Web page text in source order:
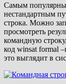
Самым
нестандартным
строка. Можно
просмотреть
командную
код winsat formal
это выглядит в